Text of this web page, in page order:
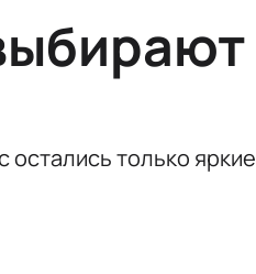
остались только яркие